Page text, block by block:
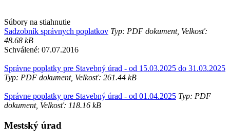
Súbory na stiahnutie
Sadzobník správnych poplatkov Typ: PDF dokument, Velkosť:
48.68 kB
Schválené: 07.07.2016
Správne poplatky pre Stavebný úrad - od 15.03.2025 do 31.03.2025
Typ: PDF dokument, Velkosť: 261.44 kB
Správne poplatky pre Stavebný úrad - od 01.04.2025 Typ: PDF
dokument, Velkosť: 118.16 kB
Mestský úrad